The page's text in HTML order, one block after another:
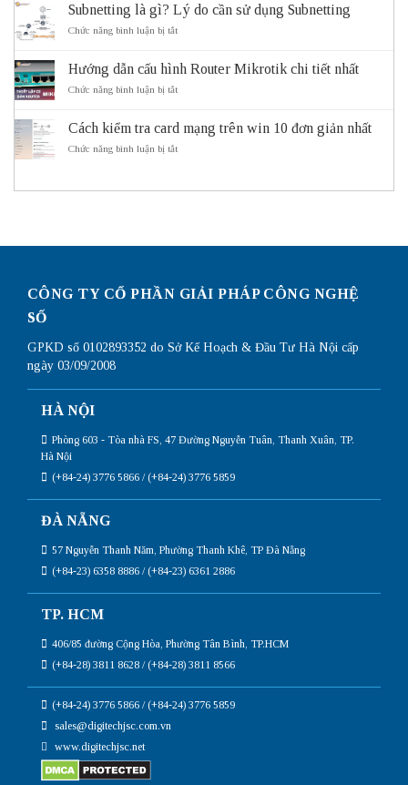
lợi
của
thống
thông
ITS
là
Mask
động
Subnetting là gì? Lý do cần sử dụng Subnetting
Chức năng bình luận bị tắtở
gì?
sử
dụng
Subnetting
Hướng dẫn cấu hình Router Mikrotik chi tiết nhất
Chức năng bình luận bị tắtở
cấu
Cách kiểm tra card mạng trên win 10 đơn giản nhất
Chức năng bình luận bị tắtở
tra
nhất
CÔNG TY CỔ PHẦN GIẢI PHÁP CÔNG NGHỆ
SỐ
GPKD số 0102893352 do Sở Kế Hoạch & Đầu Tư Hà Nội cấp
ngày 03/09/2008
HÀ NỘI
Phòng 603 - Tòa nhà FS, 47 Đường Nguyễn Tuân, Thanh Xuân, TP.
Hà Nội
(+84-24) 3776 5866 / (+84-24) 3776 5859
ĐÀ NẴNG
57 Nguyễn Thanh Năm, Phường Thanh Khê, TP Đà Nẵng
(+84-23) 6358 8886 / (+84-23) 6361 2886
TP. HCM
406/85 đường Cộng Hòa, Phường Tân Bình, TP.HCM
(+84-28) 3811 8628 / (+84-28) 3811 8566
(+84-24) 3776 5866 / (+84-24) 3776 5859
sales@digitechjsc.com.vn
www.digitechjsc.net